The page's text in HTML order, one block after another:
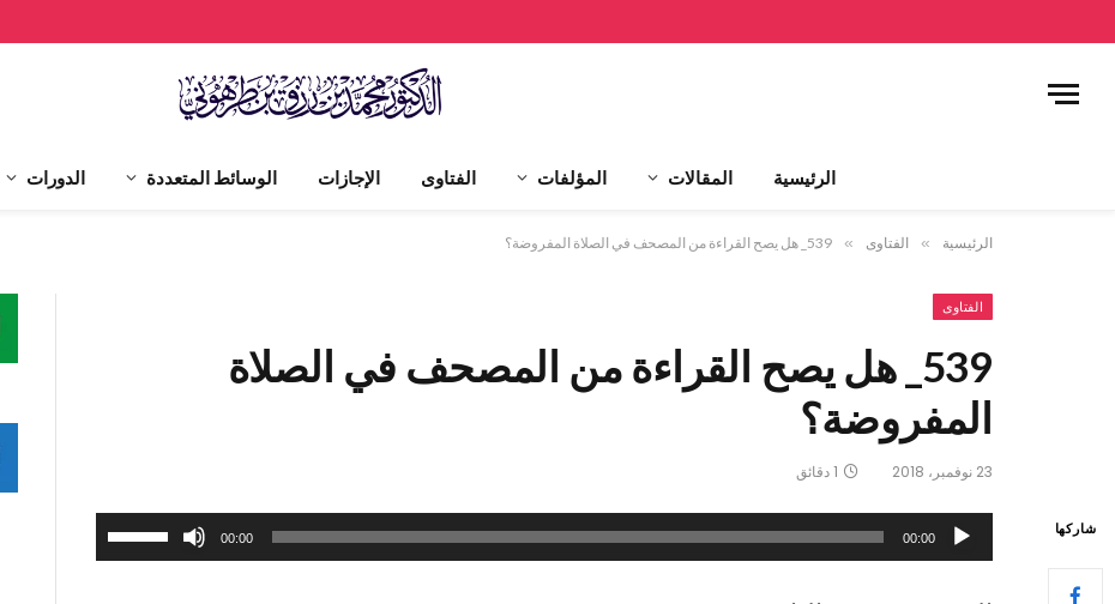
الرئيسية المقالات المؤلفات الفتاوى الإجازات الوسائط المتعددة الدورات
الرئيسية » الفتاوى » 539_ هل يصح القراءة من المصحف في الصلاة المفروضة؟
الفتاوى
539_ هل يصح القراءة من المصحف في الصلاة
المفروضة؟
23 نوفمبر، 2018 1 دقائق
شاركها
مشغل
الصوت
00:00
00:00
استخدم
مفاتيح